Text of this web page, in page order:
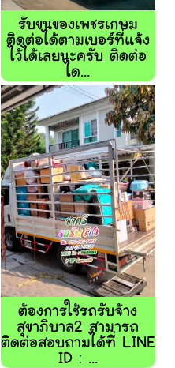
รับขนของเพชรเกษม
ติดต่อได้ตามเบอร์ที่แจ้ง
ไว้ได้เลยนะครับ ติดต่อ
ได...
ต้องการใช้รถรับจ้าง
สุขาภิบาล2 สามารถ
ติดต่อสอบถามได้ที่ LINE
ID : ...